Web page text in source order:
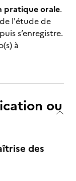
pratique orale.
l'étude de
s’enregistre.
à
ou
des